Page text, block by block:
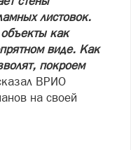
листовок.
как
виде. Как
покроем
ВРИО
на своей